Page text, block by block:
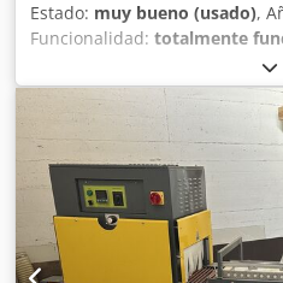
Estado: muy bueno (usado),
Funcionalidad: totalmente
manga de PE en bobina,
longitudes de bolsa hasta 750
a 0,14 mm, longitud de bolsa
separación de bolsas
seguridad para soldadura
Derf